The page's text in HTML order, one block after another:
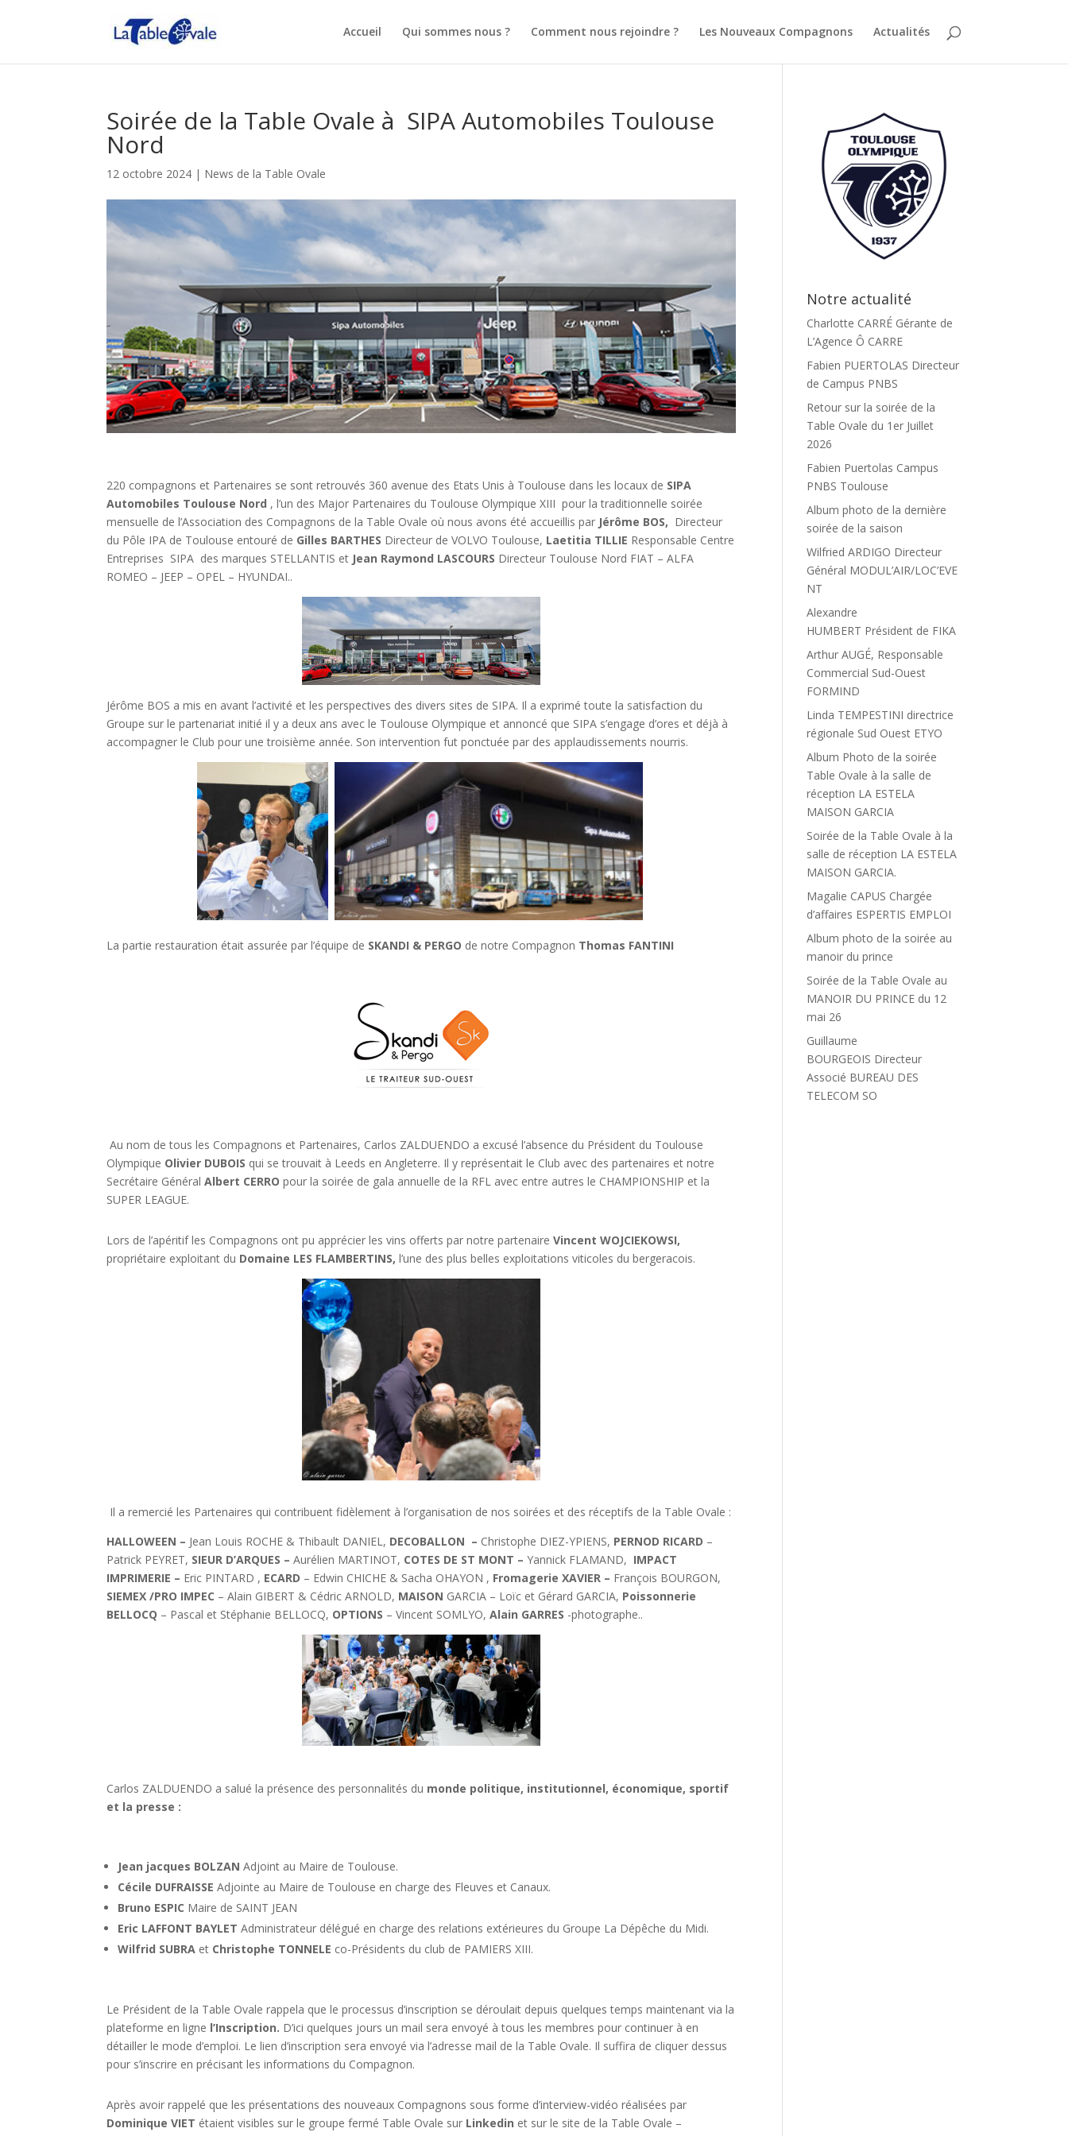
Accueil Qui sommes nous ? Comment nous rejoindre ? Les Nouveaux Compagnons Actualités
Soirée de la Table Ovale à SIPA Automobiles Toulouse
Nord
12 octobre 2024 | News de la Table Ovale
220 compagnons et Partenaires se sont retrouvés 360 avenue des Etats Unis à Toulouse dans les locaux de SIPA
Automobiles Toulouse Nord , l’un des Major Partenaires du Toulouse Olympique XIII pour la traditionnelle soirée
mensuelle de l’Association des Compagnons de la Table Ovale où nous avons été accueillis par Jérôme BOS, Directeur
du Pôle IPA de Toulouse entouré de Gilles BARTHES Directeur de VOLVO Toulouse, Laetitia TILLIE Responsable Centre
Entreprises SIPA des marques STELLANTIS et Jean Raymond LASCOURS Directeur Toulouse Nord FIAT – ALFA
ROMEO – JEEP – OPEL – HYUNDAI..
Jérôme BOS a mis en avant l’activité et les perspectives des divers sites de SIPA. Il a exprimé toute la satisfaction du
Groupe sur le partenariat initié il y a deux ans avec le Toulouse Olympique et annoncé que SIPA s’engage d’ores et déjà à
accompagner le Club pour une troisième année. Son intervention fut ponctuée par des applaudissements nourris.
La partie restauration était assurée par l’équipe de SKANDI & PERGO de notre Compagnon Thomas FANTINI
Au nom de tous les Compagnons et Partenaires, Carlos ZALDUENDO a excusé l’absence du Président du Toulouse
Olympique Olivier DUBOIS qui se trouvait à Leeds en Angleterre. Il y représentait le Club avec des partenaires et notre
Secrétaire GénéralAlbert CERRO pour la soirée de gala annuelle de la RFL avec entre autres le CHAMPIONSHIP et la
SUPER LEAGUE.
Lors de l’apéritif les Compagnons ont pu apprécier les vins offerts par notre partenaireVincent WOJCIEKOWSI,
propriétaire exploitant du Domaine LES FLAMBERTINS, l’une des plus belles exploitations viticoles du bergeracois.
Il a remercié les Partenaires qui contribuent fidèlement à l’organisation de nos soirées et des réceptifs de la Table Ovale :
HALLOWEEN – Jean Louis ROCHE & Thibault DANIEL, DECOBALLON – Christophe DIEZ-YPIENS, PERNOD RICARD –
Patrick PEYRET, SIEUR D’ARQUES –Aurélien MARTINOT, COTES DE ST MONT –Yannick FLAMAND, IMPACT
IMPRIMERIE – Eric PINTARD , ECARD – Edwin CHICHE & Sacha OHAYON , Fromagerie XAVIER – François BOURGON,
SIEMEX /PRO IMPEC – Alain GIBERT & Cédric ARNOLD, MAISON GARCIA – Loïc et Gérard GARCIA, Poissonnerie
BELLOCQ – Pascal et Stéphanie BELLOCQ, OPTIONS – Vincent SOMLYO,Alain GARRES -photographe..
Carlos ZALDUENDO a salué la présence des personnalités du monde politique, institutionnel, économique, sportif
et la presse :
Jean jacques BOLZANAdjoint au Maire de Toulouse.
Cécile DUFRAISSEAdjointe au Maire de Toulouse en charge des Fleuves et Canaux.
Bruno ESPIC Maire de SAINT JEAN
Eric LAFFONT BAYLETAdministrateur délégué en charge des relations extérieures du Groupe La Dépêche du Midi.
Wilfrid SUBRA et Christophe TONNELE co-Présidents du club de PAMIERS XIII.
Le Président de la Table Ovale rappela que le processus d’inscription se déroulait depuis quelques temps maintenant via la
plateforme en ligne l’Inscription. D’ici quelques jours un mail sera envoyé à tous les membres pour continuer à en
détailler le mode d’emploi. Le lien d’inscription sera envoyé via l’adresse mail de la Table Ovale. Il suffira de cliquer dessus
pour s’inscrire en précisant les informations du Compagnon.
Après avoir rappelé que les présentations des nouveaux Compagnons sous forme d’interview-vidéo réalisées par
Dominique VIET étaient visibles sur le groupe fermé Table Ovale sur Linkedin et sur le site de la Table Ovale –
Notre actualité
Charlotte CARRÉ Gérante de
L’Agence Ô CARRE
Fabien PUERTOLAS Directeur
de Campus PNBS
Retour sur la soirée de la
Table Ovale du 1er Juillet
2026
Fabien Puertolas Campus
PNBS Toulouse
Album photo de la dernière
soirée de la saison
Wilfried ARDIGO Directeur
Général MODUL’AIR/LOC’EVE
NT
Alexandre
HUMBERT Président de FIKA
Arthur AUGÉ, Responsable
Commercial Sud-Ouest
FORMIND
Linda TEMPESTINI directrice
régionale Sud Ouest ETYO
Album Photo de la soirée
Table Ovale à la salle de
réception LA ESTELA
MAISON GARCIA
Soirée de la Table Ovale à la
salle de réception LA ESTELA
MAISON GARCIA.
Magalie CAPUS Chargée
d’affaires ESPERTIS EMPLOI
Album photo de la soirée au
manoir du prince
Soirée de la Table Ovale au
MANOIR DU PRINCE du 12
mai 26
Guillaume
BOURGEOIS Directeur
Associé BUREAU DES
TELECOM SO